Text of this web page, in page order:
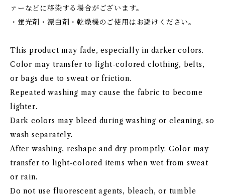
ァーなどに移染する場合がございます。
・蛍光剤・漂白剤・乾燥機のご使用はお避けください。
This product may fade, especially in darker colors.
Color may transfer to light-colored clothing, belts,
or bags due to sweat or friction.
Repeated washing may cause the fabric to become
lighter.
Dark colors may bleed during washing or cleaning, so
wash separately.
After washing, reshape and dry promptly. Color may
transfer to light-colored items when wet from sweat
or rain.
Do not use fluorescent agents, bleach, or tumble